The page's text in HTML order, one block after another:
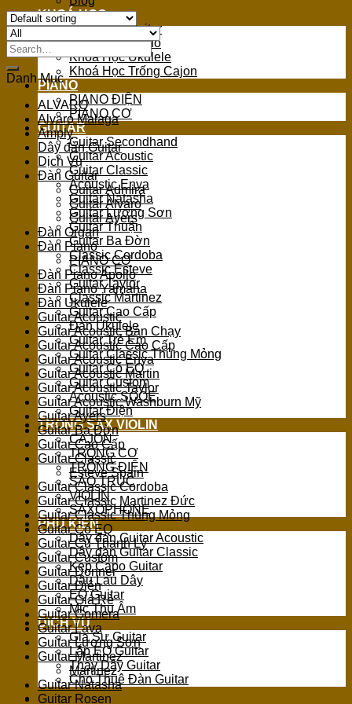
KHOÁ HỌC
Khoá Học Guitar
Khoá Học Piano
Khoá Học Ukulele
Khoá Học Trống Cajon
PIANO
PIANO ĐIỆN
PIANO CƠ
GUITAR
Guitar Secondhand
Guitar Acoustic
Guitar Classic
Acoustic Enya
Guitar Natasha
Guitar Lương Sơn
Guitar Thuận
Guitar Ba Đờn
Classic Cordoba
Classic Esteve
Guitar Taylor
Classic Martinez
Guitar Cao Cấp
Đàn Ukulele
Guitar Trẻ Em
Guitar Classic Thùng Mỏng
Guitar Có EQ
Guitar Custom
Acoustic SQOE
Guitar Điện
TRỐNG SAX VIOLIN
CAJON
TRỐNG CƠ
TRỐNG ĐIỆN
SÁO TRÚC
VIOLIN
SAXOPHONE
PHỤ KIỆN
Dây đàn Guitar Acoustic
Dây đàn Guitar Classic
Kẹp Capo Guitar
Dầu Lau Dây
EQ Guitar
Mic Thu Âm
DỊCH VỤ
Gia Sư Guitar
Lắp EQ Guitar
Thay Dây Guitar
Cho Thuê Đàn Guitar
Search
for:
Danh Mục
ALVARO
Alvaro Malaga
Amply
Dây đàn Guitar
Dịch Vụ
Đàn Guitar
Guitar Admira
Guitar Alvaro
Guitar Ayers
Đàn Organ
Đàn Piano
PIANO CƠ
Đàn Piano Apollo
Đàn Piano Yamaha
Đàn Ukulele
Guitar Acoustic
Guitar Acoustic Bán Chạy
Guitar Acoustic Cao Cấp
Guitar Acoustic Enya
Guitar Acoustic Martin
Guitar Acoustic Taylor
Guitar Acoustic Washburn Mỹ
Guitar Ayers
Guitar Ba Đờn
Guitar Cao Cấp
Guitar Classic
Esteve Spain
Guitar Classic Cordoba
Guitar Classic Martinez Đức
Guitar Classic Thùng Mỏng
Guitar Có EQ
Guitar Cũ Thanh Lý
Guitar Custom
Guitar Donner
Guitar Điện
Guitar Giá Rẻ
Guitar Gomera
Guitar Lava
Guitar Lương Sơn
Guitar Martinez
Martinez
Guitar Natasha
Guitar Rosen